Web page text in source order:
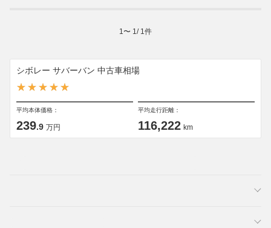
1 〜 1 / 1 件
シボレー サバーバン 中古車相場
平均本体価格：
239.9 万円
平均走行距離：
116,222 km